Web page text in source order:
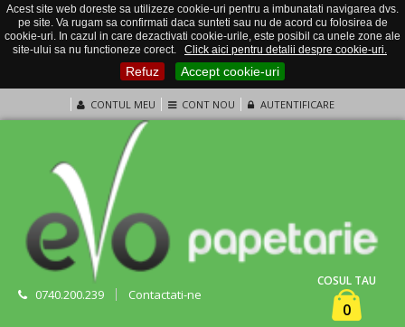
Acest site web doreste sa utilizeze cookie-uri pentru a imbunatati navigarea dvs.
pe site. Va rugam sa confirmati daca sunteti sau nu de acord cu folosirea de
cookie-uri. In cazul in care dezactivati cookie-urile, este posibil ca unele zone ale
site-ului sa nu functioneze corect.
Click aici pentru detalii despre cookie-uri.
Refuz Accept cookie-uri
CONTUL MEU CONT NOU AUTENTIFICARE
0740.200.239 Contactati-ne
COSUL TAU
0